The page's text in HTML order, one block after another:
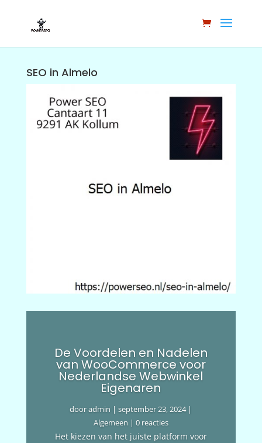
SEO in Almelo
De Voordelen en Nadelen
van WooCommerce voor
Nederlandse Webwinkel
Eigenaren
dooradmin |september 23, 2024|
Algemeen | 0 reacties
Het kiezen van het juiste platform voor